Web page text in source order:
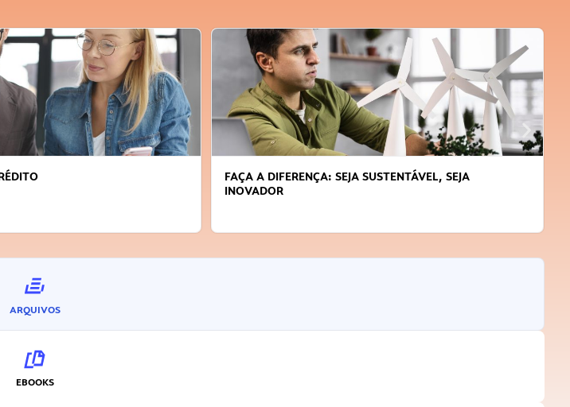
SUSTENTÁVEL, SEJA
APRENDA A GERENCIAR O SEU TEMPO
ARQUIVOS
EBOOKS